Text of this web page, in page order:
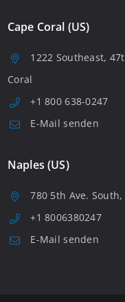
Cape Coral (US)
1222 Southeast,
Coral
+1 800 638-0247
E-Mail senden
Naples (US)
780 5th Ave.
+1 8006380247
E-Mail senden